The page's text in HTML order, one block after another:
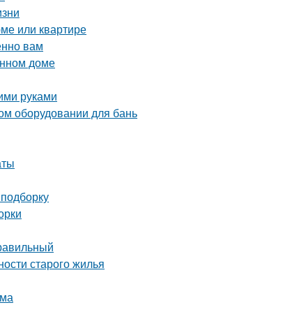
или квартире
вам
доме
руками
оборудовании для бань
старого жилья